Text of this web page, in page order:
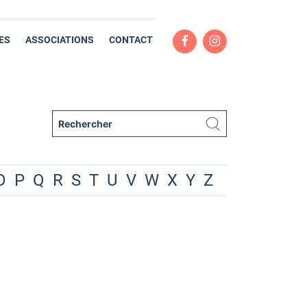
ASSOCIATIONS CONTACT
P Q R S T U V W X Y Z